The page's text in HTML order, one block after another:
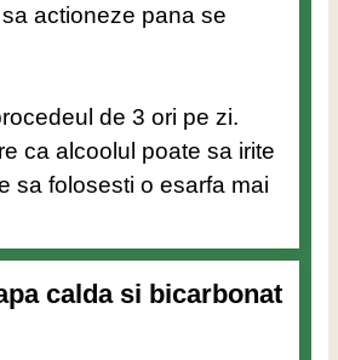
actioneze pana se
de 3 ori pe zi.
ca alcoolul poate sa irite
sa folosesti o esarfa mai
calda si bicarbonat